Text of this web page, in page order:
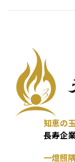
知恵の
長寿企
一燈照